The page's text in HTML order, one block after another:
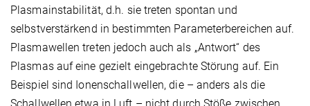
Plasmainstabilität, d.h. sie treten spontan und
selbstverstärkend in bestimmten Parameterbereichen auf.
Plasmawellen treten jedoch auch als „Antwort“ des
Plasmas auf eine gezielt eingebrachte Störung auf. Ein
Beispiel sind Ionenschallwellen, die – anders als die